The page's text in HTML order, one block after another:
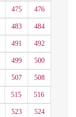
475 476
483 484
491 492
499 500
507 508
515 516
523 524